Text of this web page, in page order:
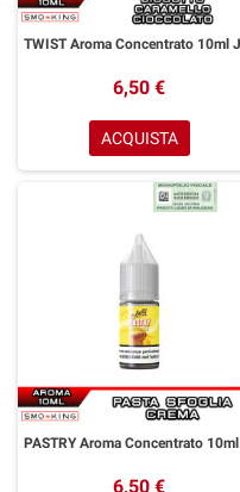
6,50 €
ACQUISTA
6,50 €